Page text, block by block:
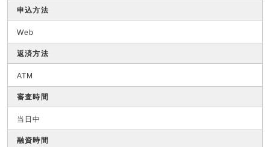
申込方法
Web
返済方法
ATM
審査時間
当日中
融資時間